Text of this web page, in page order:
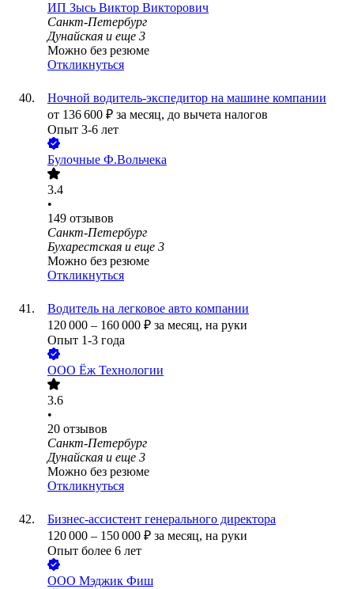
ИП Зысь Виктор Викторович
Санкт-Петербург
Дунайская и еще 3
Можно без резюме
Откликнуться
Ночной водитель-экспедитор на машине компании
от 136 600 ₽ за месяц, до вычета налогов
Опыт 3-6 лет
Булочные Ф.Вольчека
3.4
•
149 отзывов
Санкт-Петербург
Бухарестская и еще 3
Можно без резюме
Откликнуться
Водитель на легковое авто компании
120 000 – 160 000 ₽ за месяц, на руки
Опыт 1-3 года
ООО Ёж Технологии
3.6
•
20 отзывов
Санкт-Петербург
Дунайская и еще 3
Можно без резюме
Откликнуться
Бизнес-ассистент генерального директора
120 000 – 150 000 ₽ за месяц, на руки
Опыт более 6 лет
ООО Мэджик Фиш